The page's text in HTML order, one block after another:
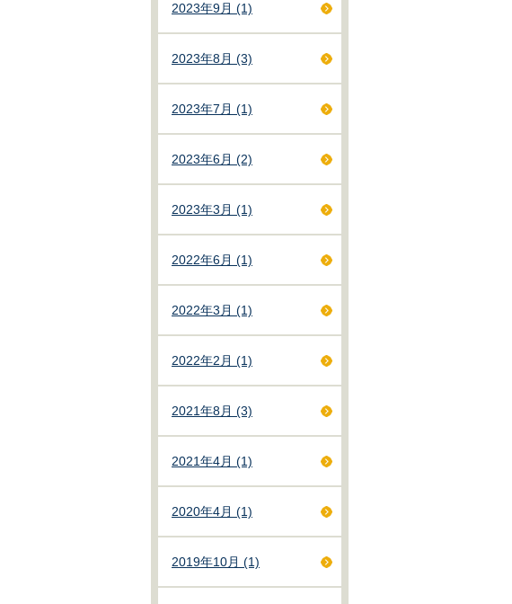
2023年9月 (1)
2023年8月 (3)
2023年7月 (1)
2023年6月 (2)
2023年3月 (1)
2022年6月 (1)
2022年3月 (1)
2022年2月 (1)
2021年8月 (3)
2021年4月 (1)
2020年4月 (1)
2019年10月 (1)